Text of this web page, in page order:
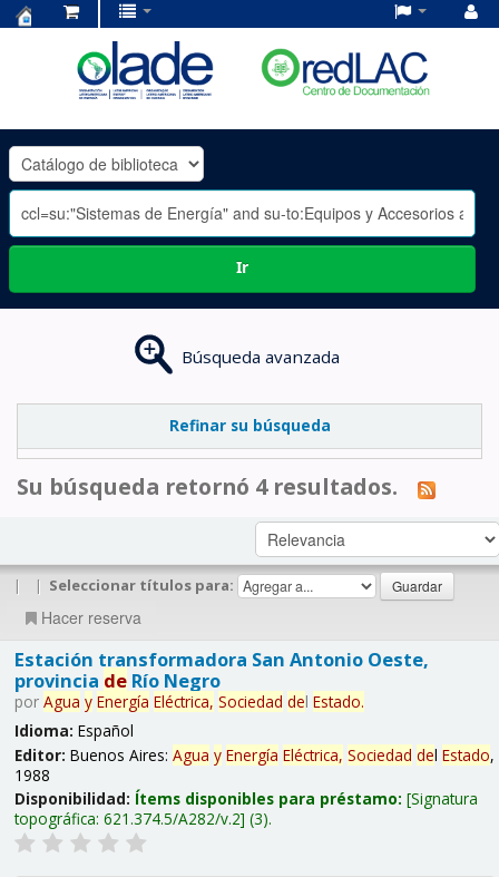
OLADE
-
Ir
Búsqueda avanzada
Refinar su búsqueda
Su búsqueda retornó 4 resultados.
| | Seleccionar títulos para:
Hacer reserva
Estación transformadora San Antonio Oeste,
provincia deRío Negro
por Agua y Energía Eléctrica, Sociedad del Estado.
Idioma: Español
Editor: Buenos Aires: Agua y Energía Eléctrica, Sociedad del Estado,
1988
Disponibilidad: Ítems disponibles para préstamo: Signatura
topográfica: 621.374.5/A282/v.2 (3).